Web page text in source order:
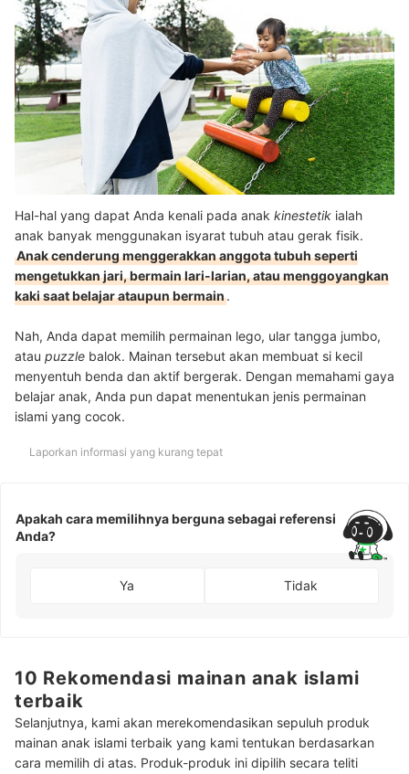
Hal-hal yang dapat Anda kenali pada anak kinestetik ialah
anak banyak menggunakan isyarat tubuh atau gerak fisik.
Anak cenderung menggerakkan anggota tubuh seperti
mengetukkan jari, bermain lari-larian, atau menggoyangkan
kaki saat belajar ataupun bermain.
Nah, Anda dapat memilih permainan lego, ular tangga jumbo,
atau puzzle balok. Mainan tersebut akan membuat si kecil
menyentuh benda dan aktif bergerak. Dengan memahami gaya
belajar anak, Anda pun dapat menentukan jenis permainan
islami yang cocok.
Laporkan informasi yang kurang tepat
Apakah cara memilihnya berguna sebagai referensi
Anda?
Ya Tidak
10 Rekomendasi mainan anak islami
terbaik
Selanjutnya, kami akan merekomendasikan sepuluh produk
mainan anak islami terbaik yang kami tentukan berdasarkan
cara memilih di atas. Produk-produk ini dipilih secara teliti